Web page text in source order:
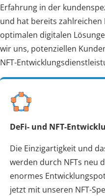
Erfahrung in der
und hat bereits
optimalen digitalen
wir uns, potenziellen
NFT-
DeFi- und NFT-
Die Einzigartigkeit und
werden durch NFTs neu
enormes
jetzt mit unseren NFT-